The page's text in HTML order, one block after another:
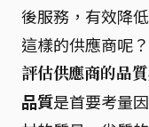
後服務，有效降
這樣的供應商呢
評估供應商的品質
品質是首要考量